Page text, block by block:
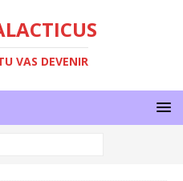
VAS DEVENIR